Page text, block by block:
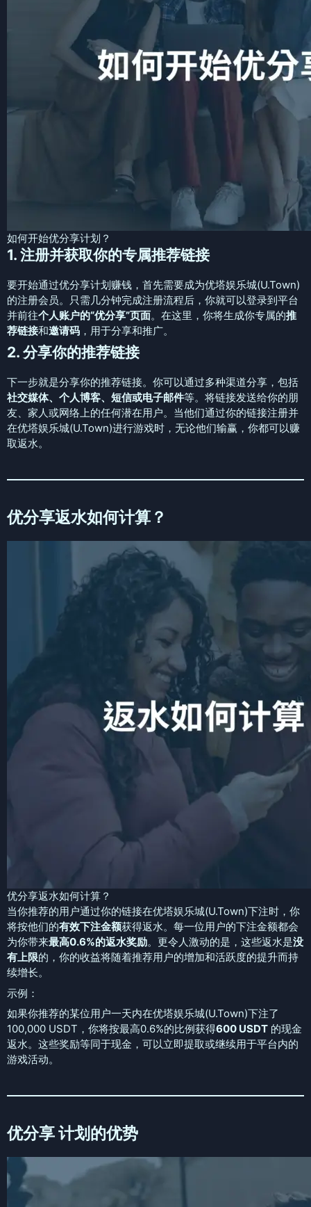
如何开始优分享计划？
1. 注册并获取你的专属推荐链接
要开始通过优分享计划赚钱，首先需要成为优塔娱乐城(U.Town)
的注册会员。只需几分钟完成注册流程后，你就可以登录到平台
并前往个人账户的“优分享”页面。在这里，你将生成你专属的推
荐链接和邀请码 ，用于分享和推广。
2. 分享你的推荐链接
下一步就是分享你的推荐链接。你可以通过多种渠道分享，包括
社交媒体、个人博客、短信或电子邮件等。将链接发送给你的朋
友、家人或网络上的任何潜在用户。当他们通过你的链接注册并
在优塔娱乐城(U.Town)进行游戏时，无论他们输赢，你都可以赚
取返水。
优分享返水如何计算？
优分享返水如何计算？
当你推荐的用户通过你的链接在优塔娱乐城(U.Town)下注时，你
将按他们的有效下注金额获得返水。每一位用户的下注金额都会
为你带来最高0.6%的返水奖励。更令人激动的是，这些返水是没
有上限的，你的收益将随着推荐用户的增加和活跃度的提升而持
续增长。
示例：
如果你推荐的某位用户一天内在优塔娱乐城(U.Town)下注了
100,000 USDT，你将按最高0.6%的比例获得600 USDT 的现金
返水。这些奖励等同于现金，可以立即提取或继续用于平台内的
游戏活动。
优分享 计划的优势